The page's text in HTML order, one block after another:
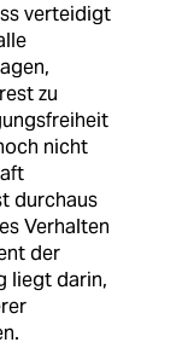
verteidigt
zu
nicht
durchaus
Verhalten
der
liegt darin,